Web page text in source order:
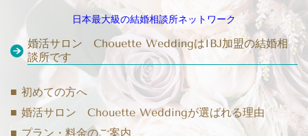
日本最大級の結婚相談所ネットワーク
婚活サロン Chouette WeddingはIBJ加盟の結婚相
談所です
■ 初めての方へ
■ 婚活サロン Chouette Weddingが選ばれる理由
■ プラン・料金のご案内